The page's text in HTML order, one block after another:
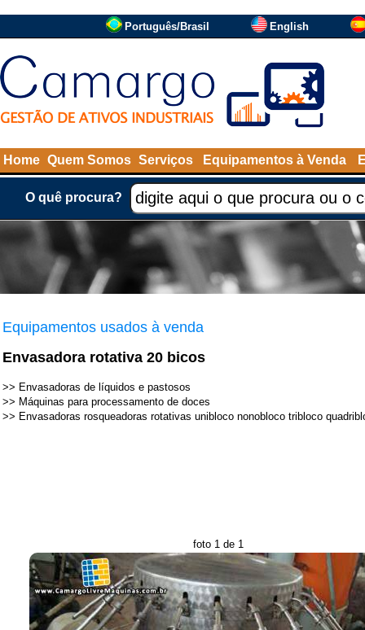
Português/Brasil English
Home Quem Somos Serviços Equipamentos à Venda
O quê procura?
Equipamentos usados à venda
Envasadora rotativa 20 bicos
>> Envasadoras de líquidos e pastosos
>> Máquinas para processamento de doces
>> Envasadoras rosqueadoras rotativas unibloco nonobloco tribloco
foto 1 de 1